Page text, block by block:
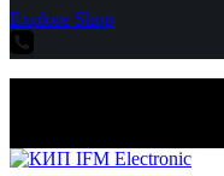
Explore Shop